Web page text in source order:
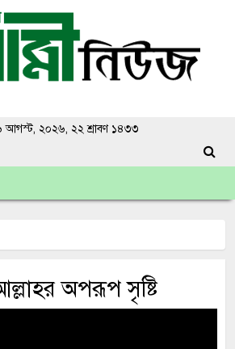
আগস্ট, ২০২৬, ২২ শ্রাবণ ১৪৩৩
অপরূপ সৃষ্টি